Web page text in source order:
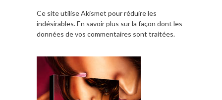
Ce site utilise Akismet pour réduire les
indésirables.En savoir plus sur la façon dont les
données de vos commentaires sont traitées.